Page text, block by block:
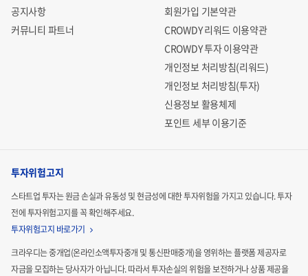
공지사항
커뮤니티 파트너
회원가입 기본약관
CROWDY 리워드 이용약관
CROWDY 투자 이용약관
개인정보 처리방침(리워드)
개인정보 처리방침(투자)
신용정보 활용체제
포인트 세부 이용기준
투자위험고지
스타트업 투자는 원금 손실과 유동성 및 현금성에 대한 투자위험을 가지고 있습니다.투자
전에 투자위험고지를 꼭 확인해주세요.
투자위험고지 바로가기
크라우디는 중개업(온라인소액투자중개 및 통신판매중개)을 영위하는 플랫폼 제공자로
자금을 모집하는당사자가 아닙니다. 따라서 투자손실의 위험을 보전하거나 상품 제공을